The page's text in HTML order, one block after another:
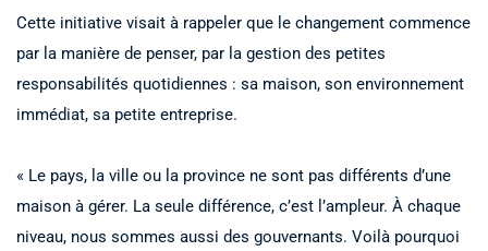
Cette initiative visait à rappeler que le changement commence
par la manière de penser, par la gestion des petites
responsabilités quotidiennes : sa maison, son environnement
immédiat, sa petite entreprise.
« Le pays, la ville ou la province ne sont pas différents d’une
maison à gérer. La seule différence, c’est l’ampleur. À chaque
niveau, nous sommes aussi des gouvernants. Voilà pourquoi